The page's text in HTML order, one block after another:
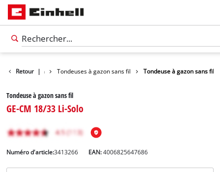
Retour |
à gazon Tondeuses à gazon sans fil Tondeuse à gazon sans fil
Tondeuse à gazon sans fil
GE-CM 18/33 Li-Solo
Numéro d'article:3413266 EAN:4006825647686